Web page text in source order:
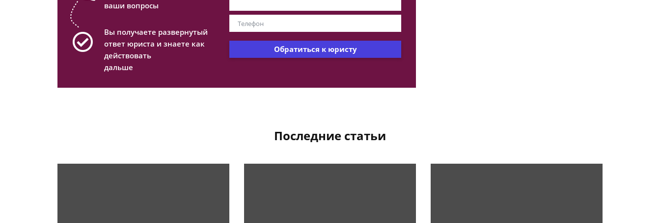
ваши вопросы
Вы получаете развернутый
ответ юриста и знаете как
действовать
дальше
Обратиться к юристу
Последние статьи